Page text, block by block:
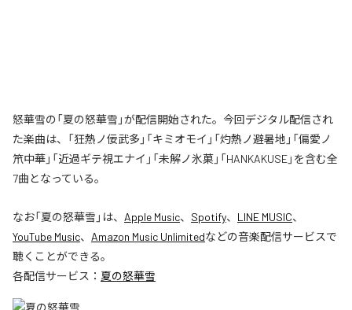
怒華雪の「夏の怒華雪」が配信開始された。今回デジタル配信され
た楽曲は、「狂熱ノ佞武多」「キミオモイ」「灼熱ノ避暑地」「偏愛ノ
笊中華」「近過ギテ視エナイ」「未解ノ氷菓」「HANKAKUSE」を含む全
7曲となっている。
なお「夏の怒華雪 」は、 Apple Music、 Spotify、 LINE MUSIC、
YouTube Music、 Amazon Music Unlimitedなどの音楽配信サービスで
聴くことができる。
各配信サービス： 夏の怒華雪